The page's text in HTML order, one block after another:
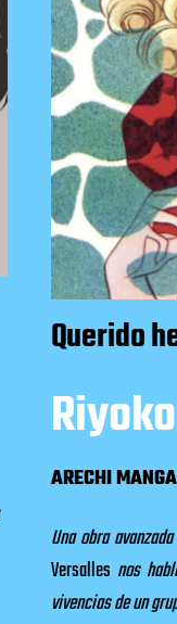
Querido
ARECHI MANGA
Una obra
Versalles nos
vivencias de un